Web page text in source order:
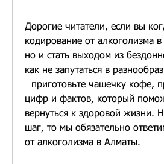
Дорогие читатели, если вы
кодирование от алкоголизма
но и стать выходом из
как не запутаться в
- приготовьте чашечку кофе,
цифр и фактов, который
вернуться к здоровой жизни.
шаг, то мы обязательно
от алкоголизма в Алматы.